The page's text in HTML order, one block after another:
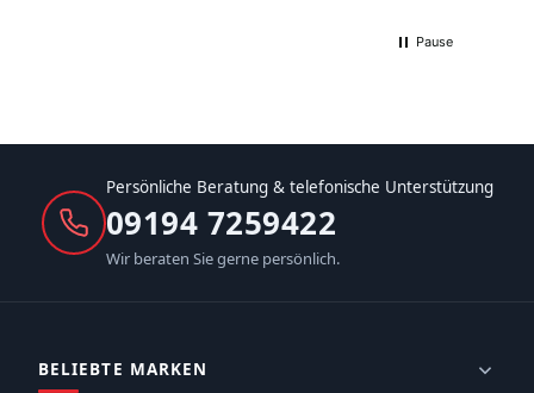
Pause
Persönliche Beratung & telefonische Unterstützung
09194 7259422
Wir beraten Sie gerne persönlich.
BELIEBTE MARKEN